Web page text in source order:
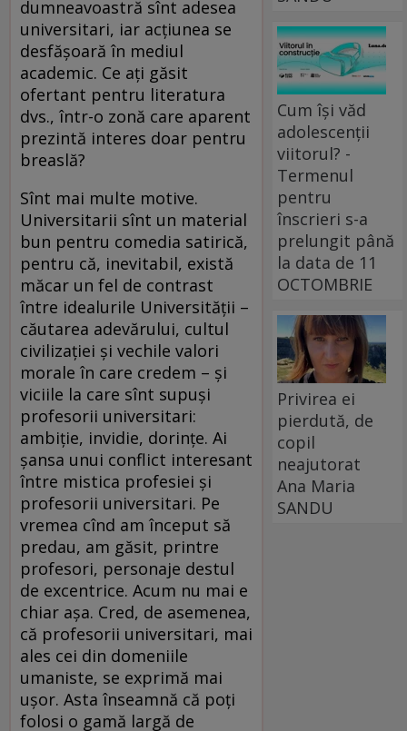
dumneavoastră sînt adesea
universitari, iar acţiunea se
desfăşoară în mediul
academic. Ce aţi găsit
ofertant pentru literatura
dvs., într-o zonă care aparent
prezintă interes doar pentru
breaslă?
Sînt mai multe motive.
Universitarii sînt un material
bun pentru comedia satirică,
pentru că, inevitabil, există
măcar un fel de contrast
între idealurile Universităţii –
căutarea adevărului, cultul
civilizaţiei şi vechile valori
morale în care credem – şi
viciile la care sînt supuşi
profesorii universitari:
ambiţie, invidie, dorinţe. Ai
şansa unui conflict interesant
între mistica profesiei şi
profesorii universitari. Pe
vremea cînd am început să
predau, am găsit, printre
profesori, personaje destul
de excentrice. Acum nu mai e
chiar aşa. Cred, de asemenea,
că profesorii universitari, mai
ales cei din domeniile
umaniste, se exprimă mai
uşor. Asta înseamnă că poţi
folosi o gamă largă de
Cum își văd
adolescenții
viitorul? -
Termenul
pentru
înscrieri s-a
prelungit până
la data de 11
OCTOMBRIE
Privirea ei
pierdută, de
copil
neajutorat
Ana Maria
SANDU